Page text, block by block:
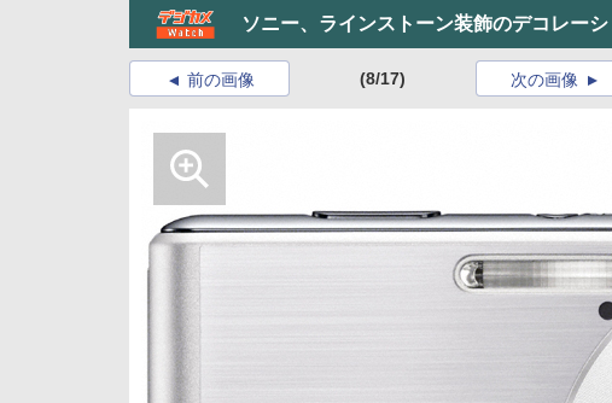
ソニー、ラインストーン装飾のデコレー
前の画像 (8/17) 次の画像